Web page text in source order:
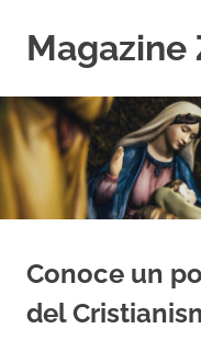
contenido
Magazine
de
Ciencia,
Tecnología,
Salud,
Economía.
Diario
Conoce un
del